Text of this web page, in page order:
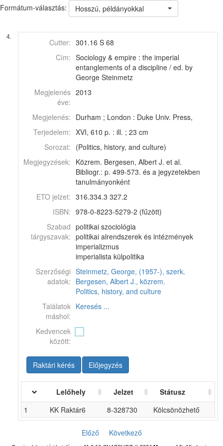
Formátum-választás: Hosszú, példányokkal
4.
Cutter: 301.16 S 68
Cím: Sociology & empire : the imperial
entanglements of a discipline / ed. by
George Steinmetz
Megjelenés
éve:
2013
Megjelenés: Durham ; London : Duke Univ. Press,
Terjedelem: XVI, 610 p. : ill. ; 23 cm
Sorozat: (Politics, history, and culture)
Megjegyzések: Közrem. Bergesen, Albert J. et al.
Bibliogr.: p. 499-573. és a jegyzetekben
tanulmányonként
ETO jelzet: 316.334.3 327.2
ISBN: 978-0-8223-5279-2 (fűzött)
Szabad
tárgyszavak:
politikai szociológia
politikai alrendszerek és intézmények
imperializmus
imperialista külpolitika
Szerzőségi
adatok:
Steinmetz, George, (1957-), szerk.
Bergesen, Albert J., közrem.
Politics, history, and culture
Találatok
máshol:
Keresés ...
Kedvencek
között:
Raktári kérés Előjegyzés
Lelőhely Jelzet
Státusz
1
KK Raktár6 8-328730 Kölcsönözhető
Előző Következő